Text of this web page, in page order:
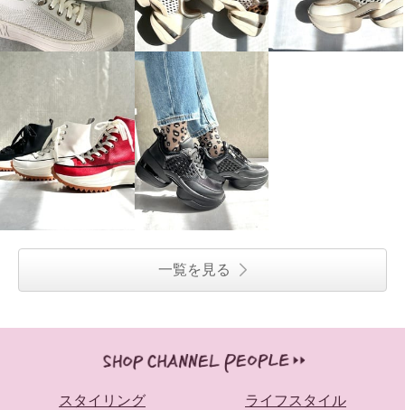
一覧を見る
スタイリング ライフスタイル